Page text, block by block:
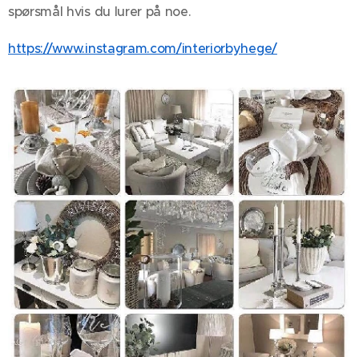
spørsmål hvis du lurer på noe.
https://www.instagram.com/interiorbyhege/